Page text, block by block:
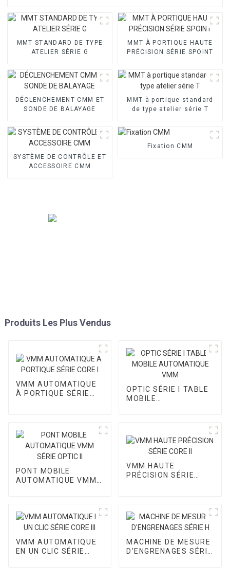
MMT STANDARD DE TYPE
ATELIER SÉRIE G
MMT À PORTIQUE HAUTE
PRÉCISION SÉRIE SPOINT
DÉCLENCHEMENT CMM ET
SONDE DE BALAYAGE
MMT à portique standard
de type atelier série T
SYSTÈME DE CONTRÔLE ET
ACCESSOIRE CMM
Fixation CMM
Produits Les Plus Vendus
VMM AUTOMATIQUE
À PORTIQUE SÉRIE
OPTIC SÉRIE I TABLE
MOBILE
PONT MOBILE
AUTOMATIQUE VMM
VMM HAUTE
PRÉCISION SÉRIE
VMM AUTOMATIQUE
EN UN CLIC SÉRIE
MACHINE DE MESURE
D'ENGRENAGES SÉRIE